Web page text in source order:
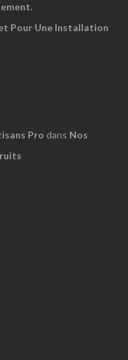
Pour Une Installation
Pro dans Nos